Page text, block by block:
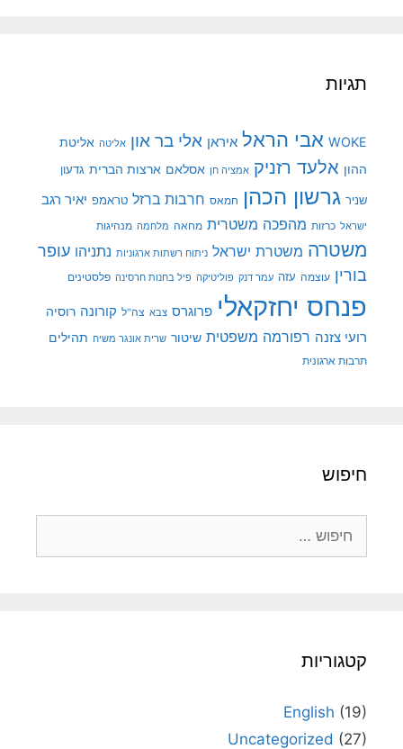
תגיות
WOKE אבי הראל איראן אלי בר און אליטה אליטת
ההון אלעד רזניק אמציה חן אסלאם ארצות הברית גדעון
שניר גרשון הכהן חמאס חרבות ברזל טראמפ יאיר רגב
ישראל כרזות מהפכה משטרית מחאה מלחמה מנהיגות
משטרה משטרת ישראל ניתוח רשתות ארגוניות נתניהו עופר
בורין עוצמה עזה עמר דנק פוליטיקה פיל בחנות חרסינה פלסטינים
פנחס יחזקאלי פרוגרס צבא צה"ל קורונה רוסיה
רועי צזנה רפורמה משפטית שיטור שרית אונגר משיח תהילים
תרבות ארגונית
חיפוש
קטגוריות
English (19)
Uncategorized (27)